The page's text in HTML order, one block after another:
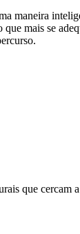
maneira
mais se
que cercam